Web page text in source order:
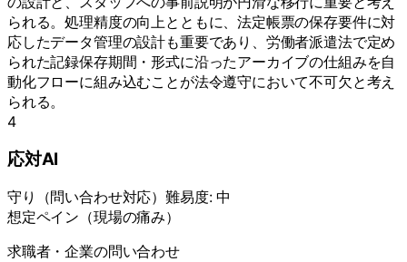
られる。処理精度の向上とともに、法定帳票の保存要件に対
応したデータ管理の設計も重要であり、労働者派遣法で定め
られた記録保存期間・形式に沿ったアーカイブの仕組みを自
動化フローに組み込むことが法令遵守において不可欠と考え
られる。
4
応対AI
守り （問い合わせ対応）難易度:中
想定ペイン（現場の痛み）
求職者・企業の問い合わせ